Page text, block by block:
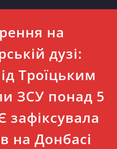
на
дузі:
Троїцьким
ЗСУ понад 5
зафіксувала
на Донбасі